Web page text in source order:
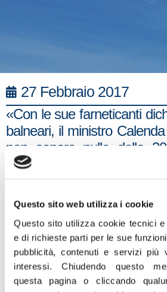
Questo sito web utilizza i cookie
Questo sito utilizza cookie tecnici
e di richieste parti per le sue
pubblicità, contenuti e servizi
interessi.Chiudendo questo
questa pagina o cliccando
27 Febbraio 2017
«Con le sue farneticanti
balneari, il ministro
non sapere nulla delle
questo comparto, che
suoi pochi mesi da
presso l’UE ha avuto
lobby e multinazionali
spiagge e quindi si è
sponsor dei suoi
ministro Costa, che sta